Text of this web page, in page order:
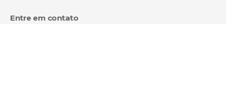
Entre em contato